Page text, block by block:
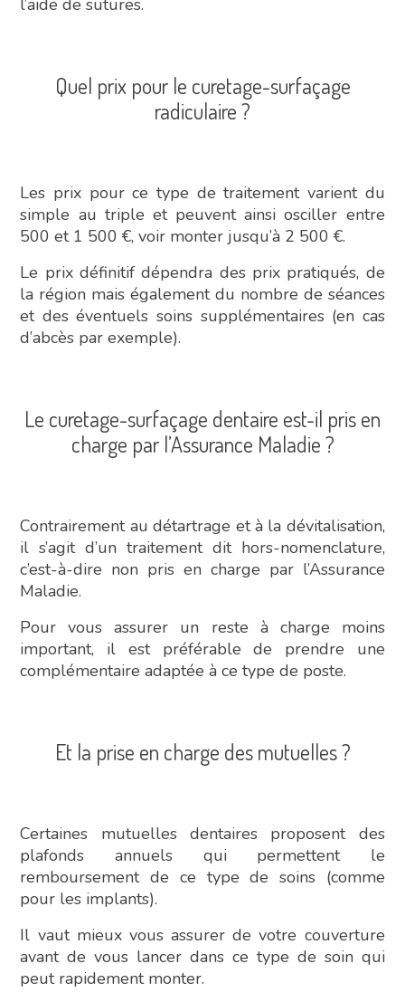
l’aide de sutures.
Quel prix pour le curetage-surfaçage
radiculaire ?
Les prix pour ce type de traitement varient du
simple au triple et peuvent ainsi osciller entre
500 et 1 500 €, voir monter jusqu’à 2 500 €.
Le prix définitif dépendra des prix pratiqués, de
la région mais également du nombre de séances
et des éventuels soins supplémentaires (en cas
d’abcès par exemple).
Le curetage-surfaçage dentaire est-il pris en
charge par l’Assurance Maladie ?
Contrairement au détartrage et à la dévitalisation,
il s’agit d’un traitement dit hors-nomenclature,
c’est-à-dire non pris en charge par l’Assurance
Maladie.
Pour vous assurer un reste à charge moins
important, il est préférable de prendre une
complémentaire adaptée à ce type de poste.
Et la prise en charge des mutuelles ?
Certaines mutuelles dentaires proposent des
plafonds annuels qui permettent le
remboursement de ce type de soins (comme
pour les implants).
Il vaut mieux vous assurer de votre couverture
avant de vous lancer dans ce type de soin qui
peut rapidement monter.